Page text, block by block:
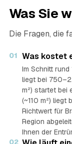
Was Sie
Die Fragen, die
01 Was kostet
Im Schnitt
liegt bei
m²) startet bei
(~110 m²)
Richtwert für
Region
Ihnen der
02